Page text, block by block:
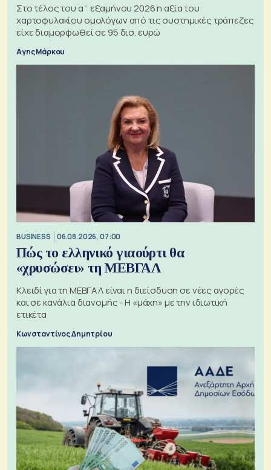
Στο τέλος του α΄ εξαμήνου 2026 η αξία του
χαρτοφυλακίου ομολόγων από τις συστημικές τράπεζες
είχε διαμορφωθεί σε 95 δισ. ευρώ
Αγης Μάρκου
BUSINESS 06.08.2026, 07:00
Πώς το ελληνικό γιαούρτι θα
«χρυσώσει» τη ΜΕΒΓΑΛ
Κλειδί για τη ΜΕΒΓΑΛ είναι η διείσδυση σε νέες αγορές
και σε κανάλια διανομής - Η «μάχη» με την ιδιωτική
ετικέτα
Κωνσταντίνος Δημητρίου